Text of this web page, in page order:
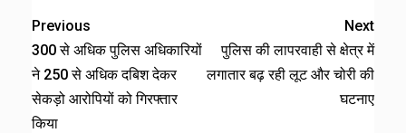
Previous
300 से अधिक पुलिस अधिकारियों
ने 250 से अधिक दबिश देकर
सेकड़ो आरोपियों को गिरफ्तार
किया
Next
पुलिस की लापरवाही से क्षेत्र में
लगातार बढ़ रही लूट और चोरी की
घटनाए